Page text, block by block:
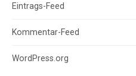
Eintrags-Feed
Kommentar-Feed
WordPress.org